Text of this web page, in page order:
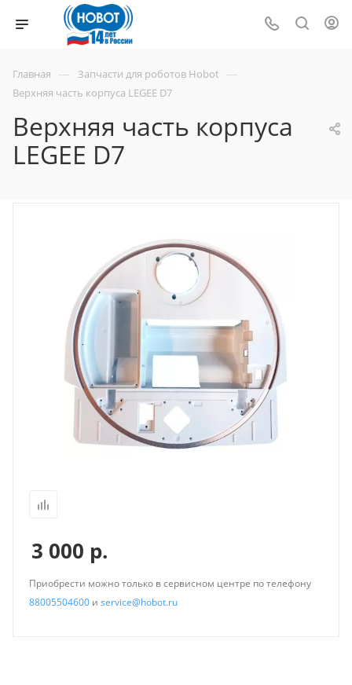
Главная — Запчасти для роботов Hobot —
Верхняя часть корпуса LEGEE D7
Верхняя часть корпуса
LEGEE D7
3 000 р.
Приобрести можно только в сервисном центре по телефону
88005504600 и service@hobot.ru